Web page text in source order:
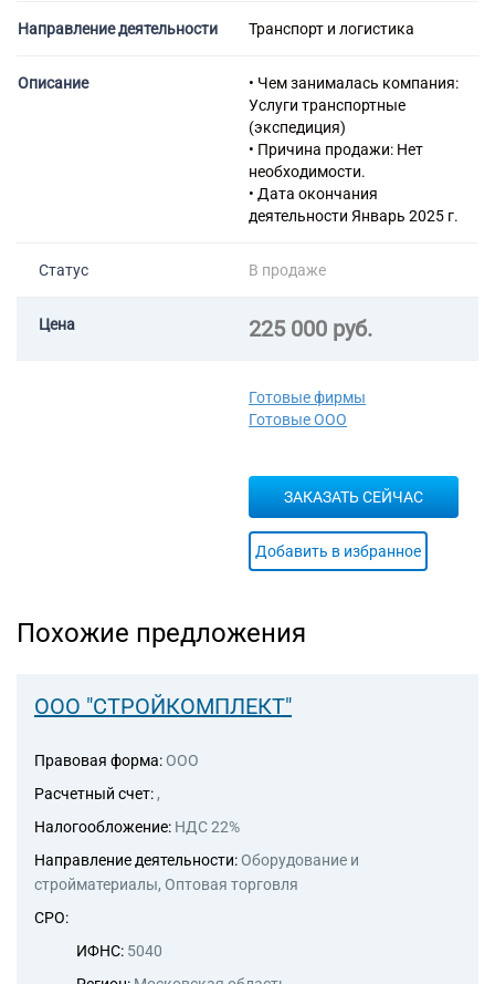
вспомогательная прочая,
Направление деятельности Транспорт и логистика
Описание
• Чем занималась компания:
Услуги транспортные
(экспедиция)
• Причина продажи: Нет
необходимости.
• Дата окончания
деятельности Январь 2025 г.
Статус В продаже
Цена 225 000 руб.
Готовые фирмы
Готовые ООО
ЗАКАЗАТЬ СЕЙЧАС
Добавить в избранное
Похожие предложения
ООО "СТРОЙКОМПЛЕКТ"
Правовая форма: ООО
Расчетный счет: ,
Налогообложение: НДС 22%
Направление деятельности: Оборудование и
стройматериалы, Оптовая торговля
СРО:
ИФНС: 5040